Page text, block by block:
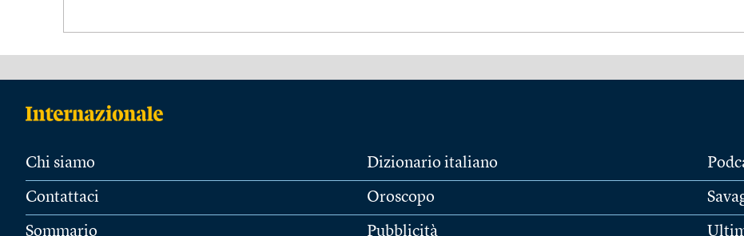
Chi siamo
Contattaci
Sommario
Dizionario italiano
Oroscopo
Pubblicità